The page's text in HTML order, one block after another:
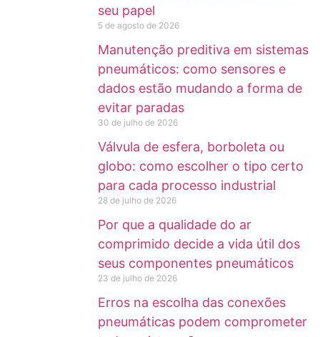
seu papel
5 de agosto de 2026
Manutenção preditiva em sistemas
pneumáticos: como sensores e
dados estão mudando a forma de
evitar paradas
30 de julho de 2026
Válvula de esfera, borboleta ou
globo: como escolher o tipo certo
para cada processo industrial
28 de julho de 2026
Por que a qualidade do ar
comprimido decide a vida útil dos
seus componentes pneumáticos
23 de julho de 2026
Erros na escolha das conexões
pneumáticas podem comprometer